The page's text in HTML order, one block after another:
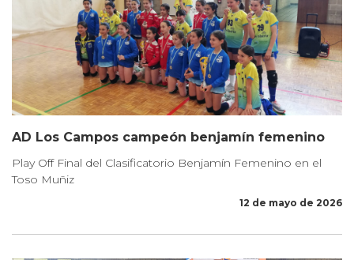
AD Los Campos campeón benjamín femenino
Play Off Final del Clasificatorio Benjamín Femenino en el
Toso Muñiz
12 de mayo de 2026